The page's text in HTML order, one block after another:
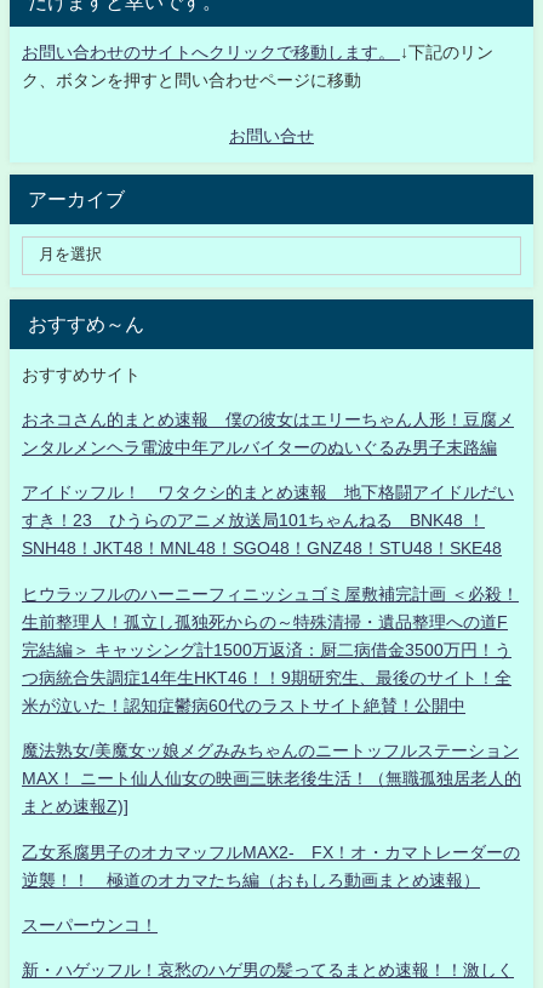
お問い合わせのサイトへクリックで移動します。
↓下記のリン
ク、ボタンを押すと問い合わせページに移動
お問い合せ
アーカイブ
おすすめ～ん
おすすめサイト
おネコさん的まとめ速報 僕の彼女はエリーちゃん人形！豆腐メ
ンタルメンヘラ電波中年アルバイターのぬいぐるみ男子末路編
アイドッフル！ ワタクシ的まとめ速報 地下格闘アイドルだい
すき！23 ひうらのアニメ放送局101ちゃんねる BNK48 ！
SNH48！JKT48！MNL48！SGO48！GNZ48！STU48！SKE48
ヒウラッフルのハーニーフィニッシュゴミ屋敷補完計画 ＜必殺！
生前整理人！孤立し孤独死からの～特殊清掃・遺品整理への道F
完結編＞ キャッシング計1500万返済：厨二病借金3500万円！う
つ病統合失調症14年生HKT46！！9期研究生、最後のサイト！全
米が泣いた！認知症鬱病60代のラストサイト絶賛！公開中
魔法熟女/美魔女ッ娘メグみみちゃんのニートッフルステーション
MAX！ ニート仙人仙女の映画三昧老後生活！（無職孤独居老人的
まとめ速報Z)]
乙女系腐男子のオカマッフルMAX2- FX！オ・カマトレーダーの
逆襲！！ 極道のオカマたち編（おもしろ動画まとめ速報）
スーパーウンコ！
新・ハゲッフル！哀愁のハゲ男の髪ってるまとめ速報！！激しく